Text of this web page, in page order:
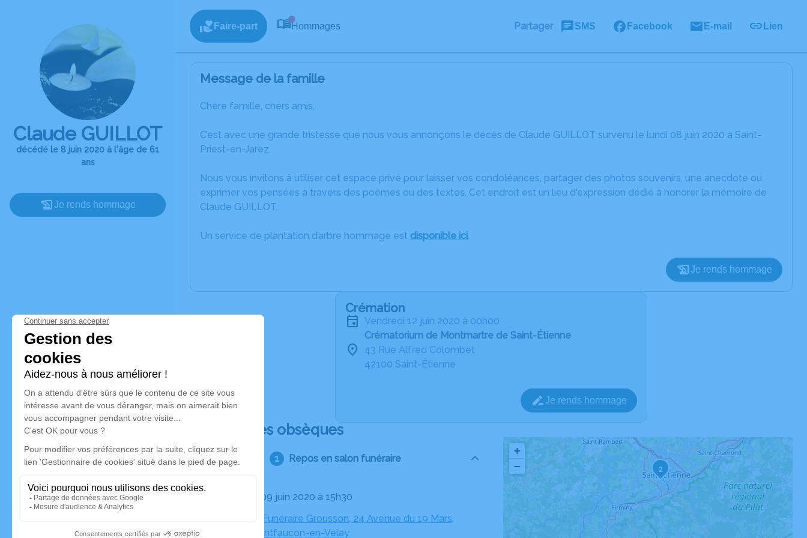
Claude GUILLOT
décédé le 8 juin 2020 à l'âge de 61
ans
Je rends hommage
Faire-part Hommages Partager SMS Facebook E-mail Lien
Message de la famille
Chère famille, chers amis,
C’est avec une grande tristesse que nous vous annonçons le décès de Claude GUILLOT survenu le lundi 08 juin 2020 à Saint-
Priest-en-Jarez.
Nous vous invitons à utiliser cet espace privé pour laisser vos condoléances, partager des photos souvenirs, une anecdote ou
exprimer vos pensées à travers des poèmes ou des textes. Cet endroit est un lieu d'expression dédié à honorer la mémoire de
Claude GUILLOT.
Un service de plantation d’arbre hommage est disponible ici.
Je rends hommage
Crémation
vendredi 12 juin 2020 à 00h00
Crématorium de Montmartre de Saint-Étienne
43 Rue Alfred Colombet
42100 Saint-Étienne
Je rends hommage
Déroulé des obsèques
Repos en salon funéraire
Le mardi 09 juin 2020 à 15h30
Chambre Funéraire Grousson, 24 Avenue du 19 Mars,
43290 Montfaucon-en-Velay
2
+
−